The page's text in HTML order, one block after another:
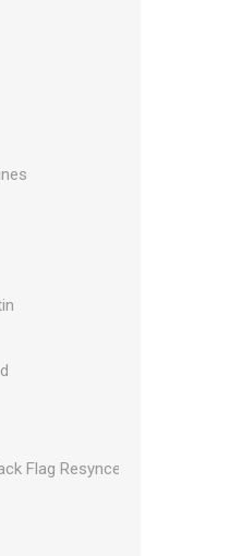
Flag Resynced